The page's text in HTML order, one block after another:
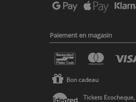
Paiement en magasin
Bon cadeau
Tickets